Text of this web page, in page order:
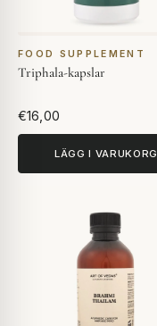
FOOD SUPPLEMENT
Triphala-kapslar
€16,00
LÄGG I VARUKORG